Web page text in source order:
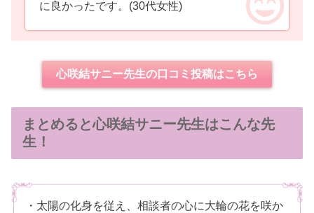
に良かったです。 (30代女性)
心咲結サニー先生の口コミ投稿はこちら
まとめると心咲結サニー先生はこんな先
生！
・太陽の化身を従え、相談者の心に大輪の花を咲か